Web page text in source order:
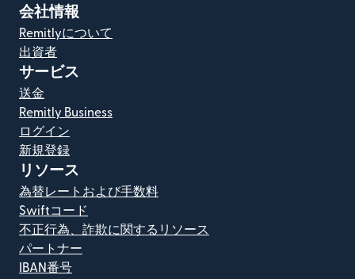
会社情報
Remitlyについて
出資者
サービス
送金
Remitly Business
ログイン
新規登録
リソース
為替レートおよび手数料
Swiftコード
不正行為、詐欺に関するリソース
パートナー
IBAN番号